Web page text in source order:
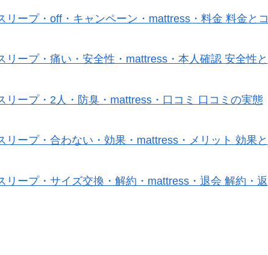
ープ・off・キャンペーン・mattress・料金 料金とコ
ープ・痛い・安全性・mattress・本人確認 安全性と
リープ・2人・防臭・mattress・口コミ 口コミの実態
ープ・合わない・効果・mattress・メリット 効果と
リープ・サイズ交換・解約・mattress・退会 解約・返